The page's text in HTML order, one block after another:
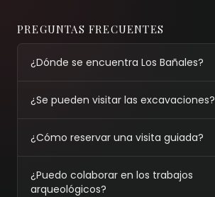
PREGUNTAS FRECUENTES
¿Dónde se encuentra Los Bañales?
¿Se pueden visitar las excavaciones?
¿Cómo reservar una visita guiada?
¿Puedo colaborar en los trabajos
arqueológicos?